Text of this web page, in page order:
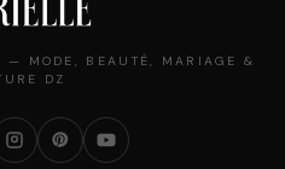
— MODE, BEAUTÉ, MARIAGE &
DZ